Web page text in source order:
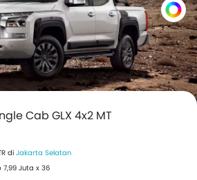
Cab GLX 4x2 MT
di Jakarta Selatan
7,99 Juta x 36